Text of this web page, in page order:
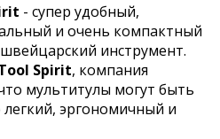
- супер удобный,
и очень компактный
инструмент.
Spirit, компания
мультитулы могут быть
эргономичный и